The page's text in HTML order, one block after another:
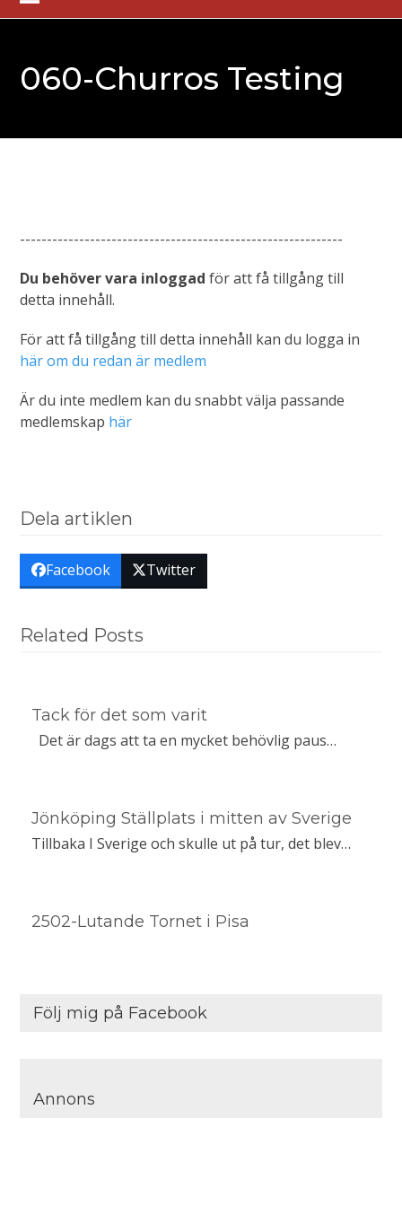
SkipOpen
menu
Close
menu
060-Churros Testing
------------------------------------------------------------
Du behöver vara inloggad för att få tillgång till
detta innehåll.
För att få tillgång till detta innehåll kan du logga in
här om du redan är medlem
Är du inte medlem kan du snabbt välja passande
medlemskap här
Dela artiklen
Facebook Twitter
Related Posts
Tack för det som varit
Det är dags att ta en mycket behövlig paus…
Jönköping Ställplats i mitten av Sverige
Tillbaka I Sverige och skulle ut på tur, det blev…
2502-Lutande Tornet i Pisa
Följ mig på Facebook
Annons